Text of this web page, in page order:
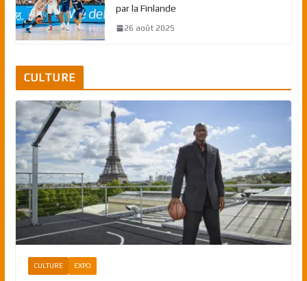
par la Finlande
26 août 2025
CULTURE
CULTURE EXPO